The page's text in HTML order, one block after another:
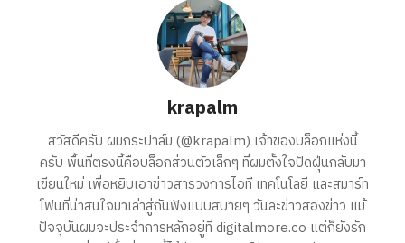
krapalm
สวัสดีครับ ผมกระปาล์ม (@krapalm) เจ้าของบล็อกแห่งนี้
ครับ พื้นที่ตรงนี้คือบล็อกส่วนตัวเล็กๆ ที่ผมตั้งใจปัดฝุ่นกลับมา
เขียนใหม่ เพื่อหยิบเอาข่าวสารวงการไอที เทคโนโลยี และสมาร์ท
โฟนที่น่าสนใจมาเล่าสู่กันฟังแบบสบายๆ วันละข่าวสองข่าว แม้
ปัจจุบันผมจะประจำการหลักอยู่ที่ digitalmore.co แต่ก็ยังรัก